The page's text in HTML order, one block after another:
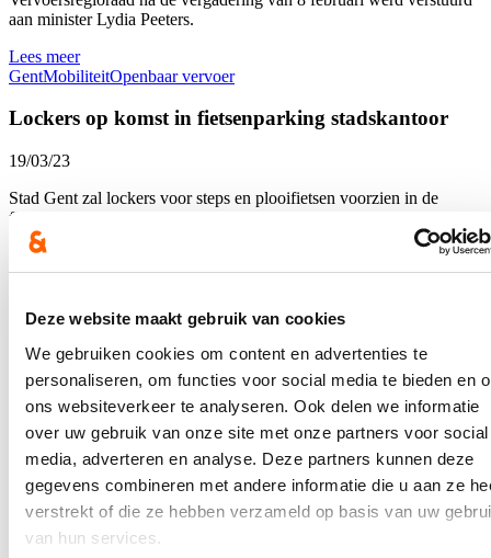
Deze website maakt gebruik van cookies
We gebruiken cookies om content en advertenties te
personaliseren, om functies voor social media te bieden en
ons websiteverkeer te analyseren. Ook delen we informatie
over uw gebruik van onze site met onze partners voor social
media, adverteren en analyse. Deze partners kunnen deze
gegevens combineren met andere informatie die u aan ze
verstrekt of die ze hebben verzameld op basis van uw
van hun services.
aan minister Lydia Peeters.
Lees meer
GentMobiliteitOpenbaar vervoer
Lockers op komst in fietsenparking stadskantoor
19/03/23
Stad Gent zal lockers voor steps en plooifietsen voorzien in de
fietsenparking van Gent-Zuid. Dat laat schepen Hafsa El-Bazioui
(Groen) weten na een vraag van Stijn De Roo (cd&v). "Op dit
moment is er geen aparte ruimte om steps te parkeren aan het
vernieuwde stadskantoor. Dankzij de lockers kunnen we wanorde
FietsenGentVeiligheid
Schepen nog steeds niet overtuigd van
proefopstelling kortparkeren Evergemsesteenweg
17/03/23
De eerste fase van de heraanleg van de Evergemsesteenweg loopt
op zijn einde. Fractievoorzitter Stijn De Roo stelde in opvolging van
zijn schriftelijke vraag van 6 april 2022 een mondelinge vraag in de